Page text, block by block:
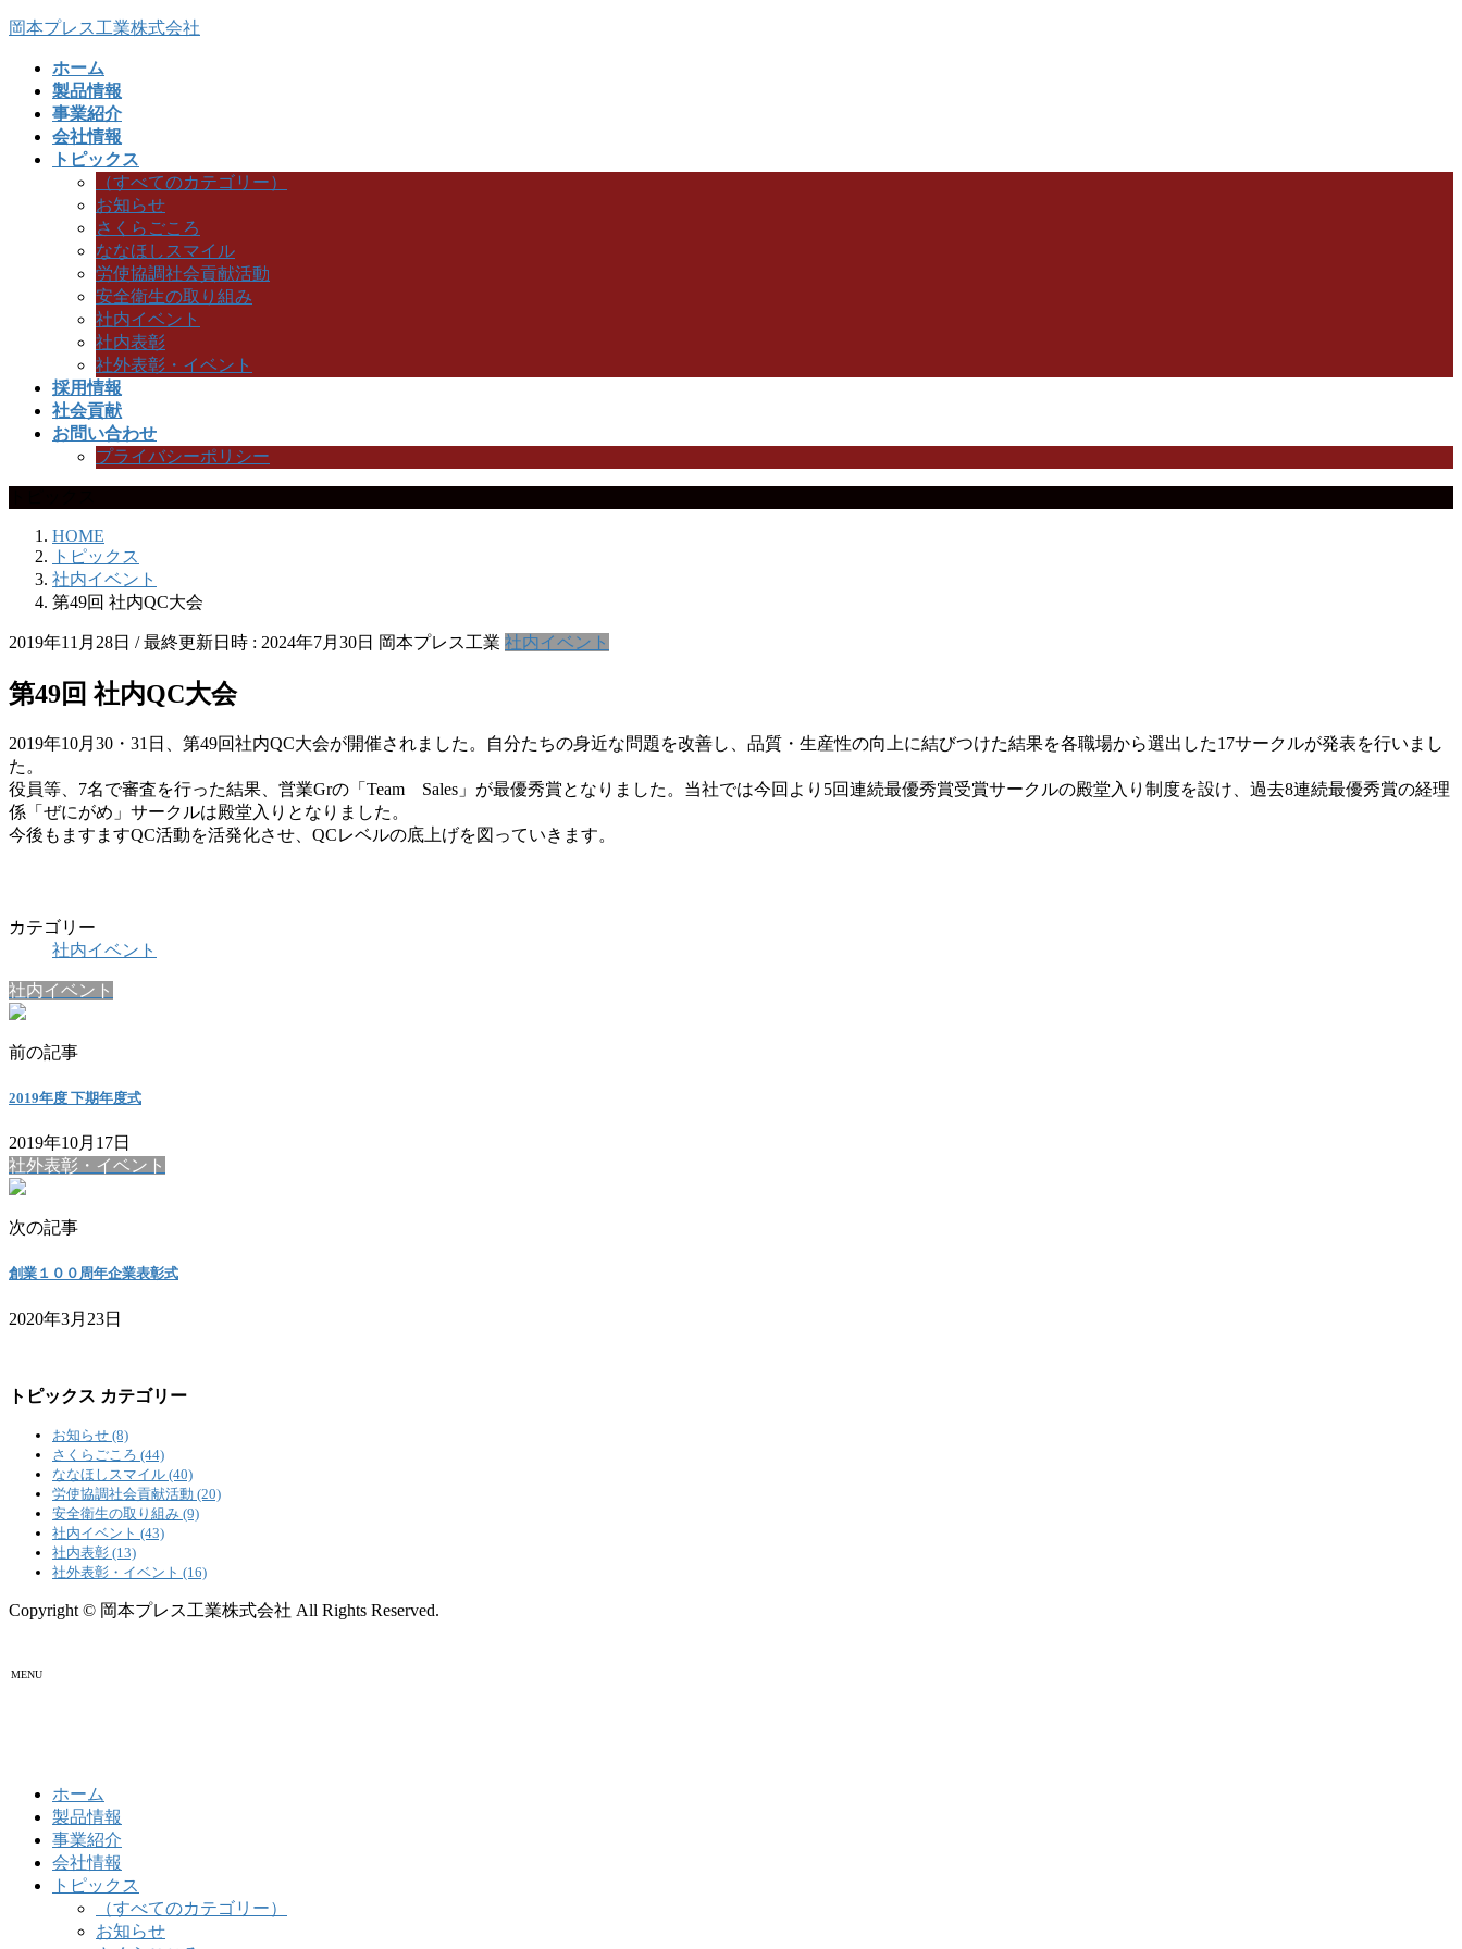
コ
ナ
岡本プレス工業株式会社
ホーム
製品情報
事業紹介
会社情報
トピックス
（すべてのカテゴリー）
お知らせ
さくらごころ
ななほしスマイル
労使協調社会貢献活動
安全衛生の取り組み
社内イベント
社内表彰
社外表彰・イベント
採用情報
社会貢献
お問い合わせ
プライバシーポリシー
HOME
トピックス
社内イベント
第49回 社内QC大会
2019年11月28日 / 最終更新日時 : 2024年7月30日 岡本プレス工業 社内イベント
第49回 社内QC大会
2019年10月30・31日、第49回社内QC大会が開催されました。自分たちの身近な問題を改善し、品質・生産性の向上に結びつけた結果を各職場から選出した17サークルが発表を行いまし
た。
役員等、7名で審査を行った結果、営業Grの「Team Sales」が最優秀賞となりました。当社では今回より5回連続最優秀賞受賞サークルの殿堂入り制度を設け、過去8連続最優秀賞の経理
係「ぜにがめ」サークルは殿堂入りとなりました。
今後もますますQC活動を活発化させ、QCレベルの底上げを図っていきます。
カテゴリー
社内イベント
社内イベント
前の記事
2019年度 下期年度式
2019年10月17日
社外表彰・イベント
次の記事
創業１００周年企業表彰式
2020年3月23日
トピックス カテゴリー
お知らせ (8)
さくらごころ (44)
ななほしスマイル (40)
労使協調社会貢献活動 (20)
安全衛生の取り組み (9)
社内イベント (43)
社内表彰 (13)
社外表彰・イベント (16)
Copyright © 岡本プレス工業株式会社 All Rights Reserved.
MENU
ホーム
製品情報
事業紹介
会社情報
トピックス
（すべてのカテゴリー）
お知らせ